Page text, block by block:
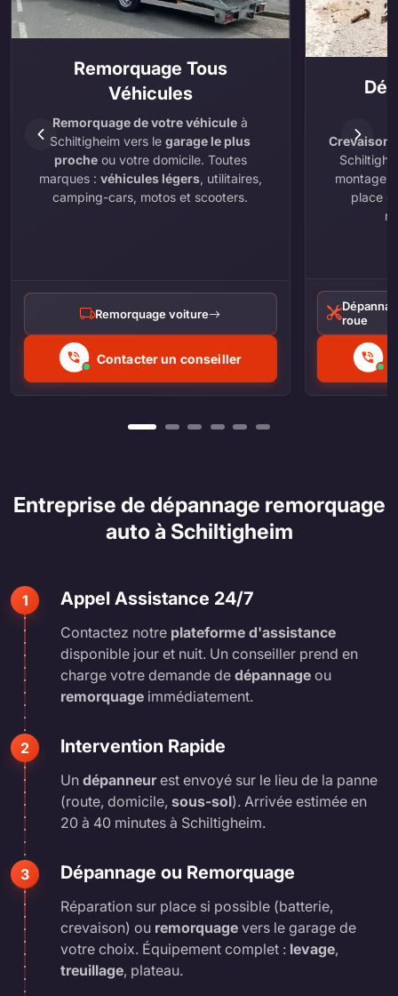
Remorquage Tous
Véhicules
Remorquage de votre véhicule à
Schiltigheim vers legarage le plus
procheou votre domicile. Toutes
marques : véhicules légers, utilitaires,
camping-cars, motos et scooters.
Remorquage voiture
Contacter un conseiller
Crevaison
montage
place
roue
Entreprise de dépannage remorquage
auto à Schiltigheim
1 Appel Assistance 24/7
Contactez notre plateforme d'assistance
disponible jour et nuit. Un conseiller prend en
charge votre demande de dépannage ou
remorquage immédiatement.
2 Intervention Rapide
Un dépanneurest envoyé sur le lieu de la panne
(route, domicile, sous-sol). Arrivée estimée en
20 à 40 minutes à Schiltigheim.
3 Dépannage ou Remorquage
Réparation sur place si possible (batterie,
crevaison) ou remorquage vers le garage de
votre choix. Équipement complet : levage,
treuillage, plateau.